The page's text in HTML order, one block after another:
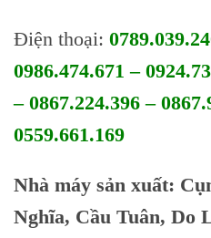
Điện thoại:
0986.474.671 –
– 0867.224.396 –
0559.661.169
Nhà máy sản xuất:
Nghĩa, Cầu Tuân, Do